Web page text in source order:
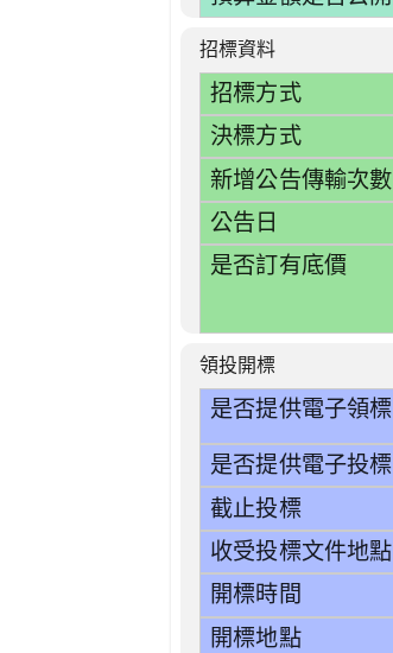
招標資料
招標方式
決標方式
新增公告傳輸次數
公告日
是否訂有底價
領投開標
是否提供電子領標
是否提供電子投標
截止投標
收受投標文件地點
開標時間
開標地點